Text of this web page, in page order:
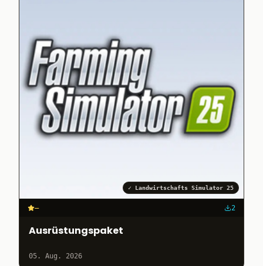
✓ Landwirtschafts Simulator 25
– 2
Ausrüstungspaket
05. Aug. 2026